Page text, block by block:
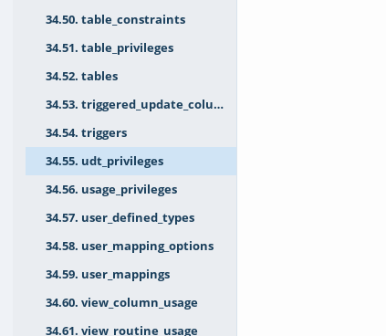
34.50. table_constraints
34.51. table_privileges
34.52. tables
34.53. triggered_update_columns
34.54. triggers
34.55. udt_privileges
34.56. usage_privileges
34.57. user_defined_types
34.58. user_mapping_options
34.59. user_mappings
34.60. view_column_usage
34.61. view_routine_usage